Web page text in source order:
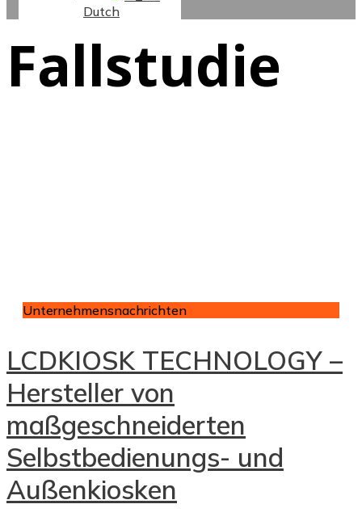
Dutch
Fallstudie
Unternehmensnachrichten
LCDKIOSK TECHNOLOGY –
Hersteller von
maßgeschneiderten
Selbstbedienungs- und
Außenkiosken